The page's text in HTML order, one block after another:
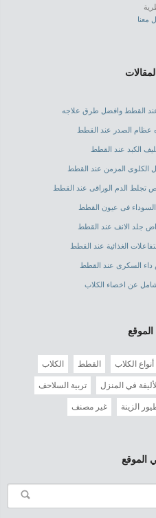
معنا
عند القطط وافضل طرق علاجه
عظام الصدر عند القطط
الكبد عند القطط
الكلوى المزمن عند القطط
تجلط الدم الوراقى عند القطط
السوداء فى عيون القطط
جلد الانف عند القطط
الغذائية عند القطط
السكرى عند القطط
عن اخصاء الكلاب
الموقع
أنواع الكلاب القطط الكلاب
في المنزل تربية السلاحف
الزينة غير مصنف
الموقع